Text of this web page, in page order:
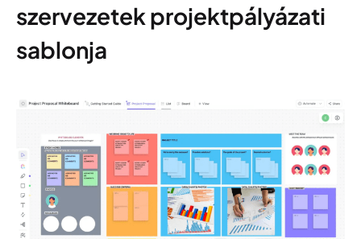
szervezetek projektpályázati
sablonja